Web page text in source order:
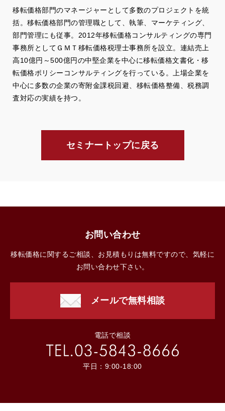
移転価格部門のマネージャーとして多数のプロジェクトを統
括。移転価格部門の管理職として、執筆、マーケティング、
部門管理にも従事。2012年移転価格コンサルティングの専門
事務所としてＧＭＴ移転価格税理士事務所を設立。連結売上
高10億円～500億円の中堅企業を中心に移転価格文書化・移
転価格ポリシーコンサルティングを行っている。上場企業を
中心に多数の企業の寄附金課税回避、移転価格整備、税務調
査対応の実績を持つ。
セミナートップに戻る
お問い合わせ
移転価格に関するご相談、お見積もりは無料ですので、気軽に
お問い合わせ下さい。
メールで無料相談
電話で相談
平日：9:00-18:00